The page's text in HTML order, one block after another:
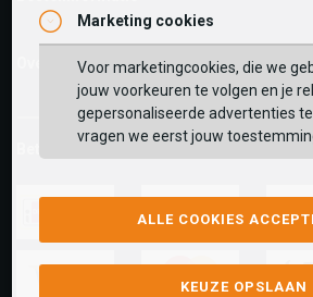
Over ons
Betaalmethoden
Marketing cookies
Voor marketingcookies, die we
jouw voorkeuren te volgen en je
gepersonaliseerde advertenties
vragen we eerst jouw
ALLE COOKIES
KEUZE OPSLAAN